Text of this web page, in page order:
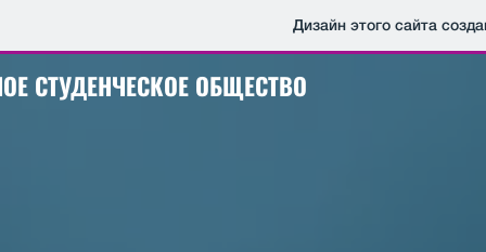
Дизайн этого сайта
СТУДЕНЧЕСКОЕ ОБЩЕСТВО